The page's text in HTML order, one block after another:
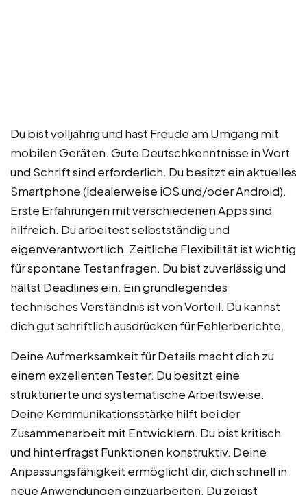
Du bist volljährig und hast Freude am Umgang mit
mobilen Geräten. Gute Deutschkenntnisse in Wort
und Schrift sind erforderlich. Du besitzt ein aktuelles
Smartphone (idealerweise iOS und/oder Android).
Erste Erfahrungen mit verschiedenen Apps sind
hilfreich. Du arbeitest selbstständig und
eigenverantwortlich. Zeitliche Flexibilität ist wichtig
für spontane Testanfragen. Du bist zuverlässig und
hältst Deadlines ein. Ein grundlegendes
technisches Verständnis ist von Vorteil. Du kannst
dich gut schriftlich ausdrücken für Fehlerberichte.
Deine Aufmerksamkeit für Details macht dich zu
einem exzellenten Tester. Du besitzt eine
strukturierte und systematische Arbeitsweise.
Deine Kommunikationsstärke hilft bei der
Zusammenarbeit mit Entwicklern. Du bist kritisch
und hinterfragst Funktionen konstruktiv. Deine
Anpassungsfähigkeit ermöglicht dir, dich schnell in
neue Anwendungen einzuarbeiten. Du zeigst